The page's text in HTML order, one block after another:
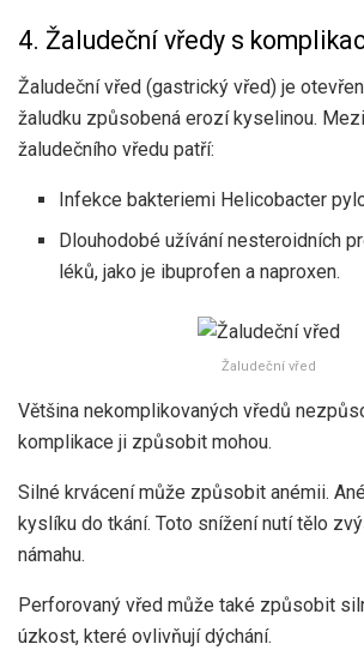
4. Žaludeční vředy s
Žaludeční vřed (gastrický vřed) je
žaludku způsobená erozí kyselinou.
žaludečního vředu patří:
Infekce bakteriemi Helicobacter
Dlouhodobé užívání nesteroidních
léků, jako je ibuprofen a naproxen.
Žaludeční vřed
Většina nekomplikovaných vředů
komplikace ji způsobit mohou.
Silné krvácení může způsobit anémii.
kyslíku do tkání. Toto snížení nutí tělo
námahu.
Perforovaný vřed může také způsobit
úzkost, které ovlivňují dýchání.